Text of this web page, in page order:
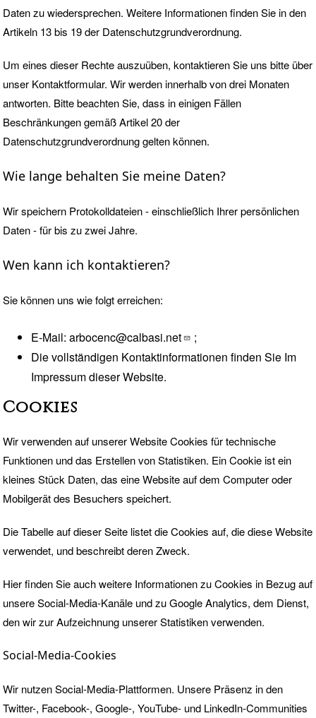
Daten zu wiedersprechen. Weitere Informationen finden Sie in den
Artikeln 13 bis 19 der Datenschutzgrundverordnung.
Um eines dieser Rechte auszuüben, kontaktieren Sie uns bitte über
unser Kontaktformular. Wir werden innerhalb von drei Monaten
antworten. Bitte beachten Sie, dass in einigen Fällen
Beschränkungen gemäß Artikel 20 der
Datenschutzgrundverordnung gelten können.
Wie lange behalten Sie meine Daten?
Wir speichern Protokolldateien - einschließlich Ihrer persönlichen
Daten - für bis zu zwei Jahre.
Wen kann ich kontaktieren?
Sie können uns wie folgt erreichen:
E-Mail: arbocenc@calbasi.net
;
Die vollständigen Kontaktinformationen finden Sie Im
Impressum dieser Website.
Cookies
Wir verwenden auf unserer WebsiteCookies für technische
Funktionen und das Erstellen von Statistiken. Ein Cookie ist ein
kleines Stück Daten, das eine Website auf dem Computer oder
Mobilgerät des Besuchers speichert.
Die Tabelle auf dieser Seite listet die Cookies auf, die diese Website
verwendet, und beschreibt deren Zweck.
Hier finden Sie auch weitere Informationen zu Cookies in Bezug auf
unsere Social-Media-Kanäle und zu Google Analytics, dem Dienst,
den wir zur Aufzeichnung unserer Statistiken verwenden.
Social-Media-Cookies
Wir nutzen Social-Media-Plattformen. Unsere Präsenz in den
Twitter-, Facebook-, Google-, YouTube- und LinkedIn-Communities